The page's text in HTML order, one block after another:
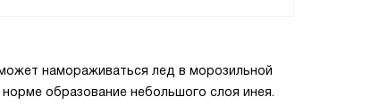
намораживаться лед в морозильной
образование небольшого слоя инея.